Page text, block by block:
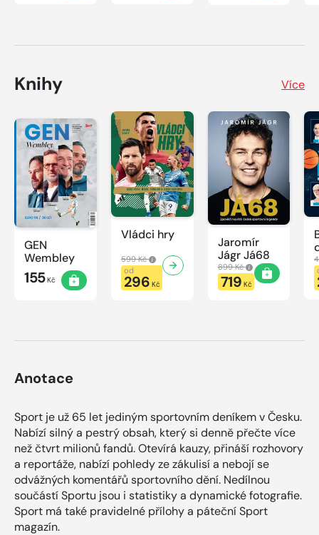
Knihy Více
GEN
Wembley
155Kč
Vládci hry
599 Kč
od
296 Kč
Jaromír
Jágr Já68
899 Kč
719 Kč
Anotace
Sport je už 65 let jediným sportovním deníkem v Česku.
Nabízí silný a pestrý obsah, který si denně přečte více
než čtvrt milionů fandů. Otevírá kauzy, přináší rozhovory
a reportáže, nabízí pohledy ze zákulisí a nebojí se
odvážných komentářů sportovního dění. Nedílnou
součástí Sportu jsou i statistiky a dynamické fotografie.
Sport má také pravidelné přílohy a páteční Sport
magazín.